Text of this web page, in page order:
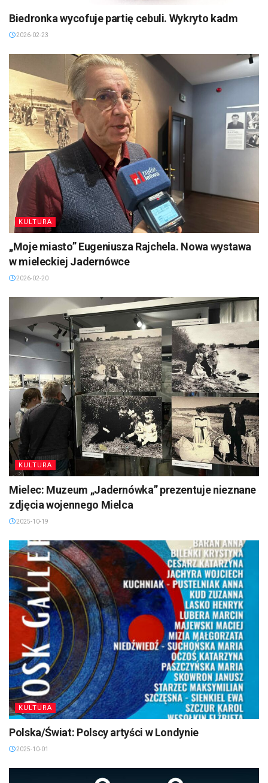
Biedronka wycofuje partię cebuli. Wykryto kadm
2026-02-23
KULTURA
„Moje miasto” Eugeniusza Rajchela. Nowa wystawa
w mieleckiej Jadernówce
2026-02-20
KULTURA
Mielec: Muzeum „Jadernówka” prezentuje nieznane
zdjęcia wojennego Mielca
2025-10-19
KULTURA
Polska/Świat: Polscy artyści w Londynie
2025-10-01